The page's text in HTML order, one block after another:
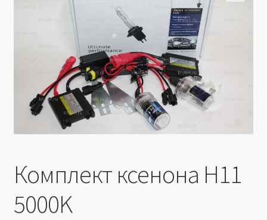
Политика в отношении обработки персональных
Производители
Юридические данные
Комплект ксенона H11
5000K